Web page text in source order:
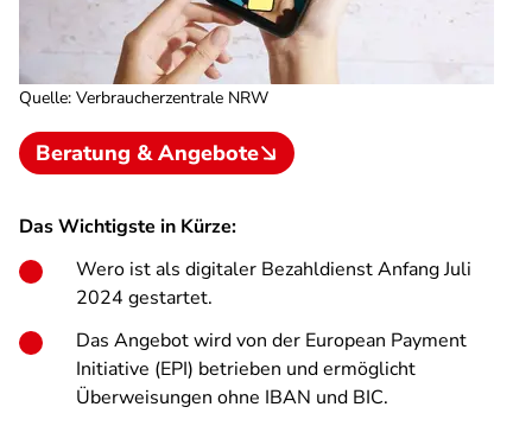
Quelle: Verbraucherzentrale NRW
Beratung & Angebote
Das Wichtigste in Kürze:
Wero ist als digitaler Bezahldienst Anfang Juli
2024 gestartet.
Das Angebot wird von der European Payment
Initiative (EPI) betrieben und ermöglicht
Überweisungen ohne IBAN und BIC.